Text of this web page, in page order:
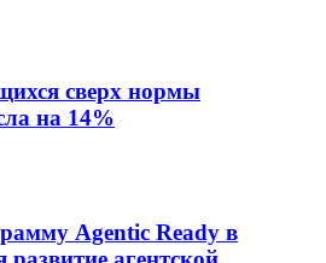
сверх нормы
на 14%
Agentic Ready в